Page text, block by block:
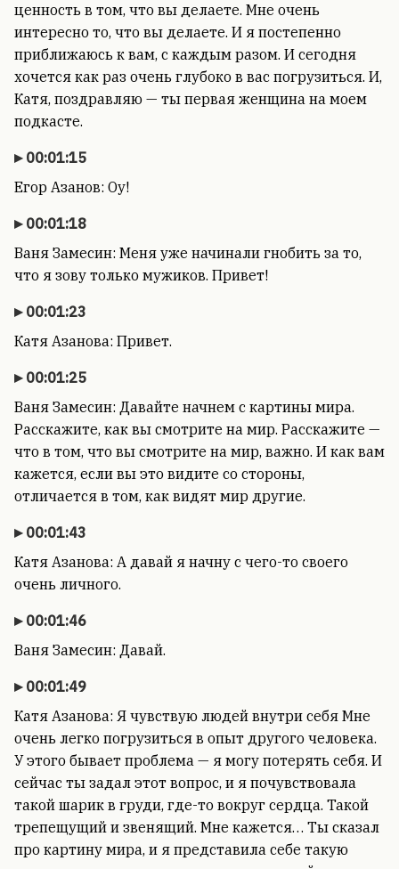
ценность в том, что вы делаете. Мне очень
интересно то, что вы делаете. И я постепенно
приближаюсь к вам, с каждым разом. И сегодня
хочется как раз очень глубоко в вас погрузиться. И,
Катя, поздравляю — ты первая женщина на моем
подкасте.
00:01:15
Егор Азанов: Оу!
00:01:18
Ваня Замесин: Меня уже начинали гнобить за то,
что я зову только мужиков. Привет!
00:01:23
Катя Азанова: Привет.
00:01:25
Ваня Замесин: Давайте начнем с картины мира.
Расскажите, как вы смотрите на мир. Расскажите —
что в том, что вы смотрите на мир, важно. И как вам
кажется, если вы это видите со стороны,
отличается в том, как видят мир другие.
00:01:43
Катя Азанова: А давай я начну с чего-то своего
очень личного.
00:01:46
Ваня Замесин: Давай.
00:01:49
Катя Азанова: Я чувствую людей внутри себя Мне
очень легко погрузиться в опыт другого человека.
У этого бывает проблема — я могу потерять себя. И
сейчас ты задал этот вопрос, и я почувствовала
такой шарик в груди, где-то вокруг сердца. Такой
трепещущий и звенящий. Мне кажется… Ты сказал
про картину мира, и я представила себе такую